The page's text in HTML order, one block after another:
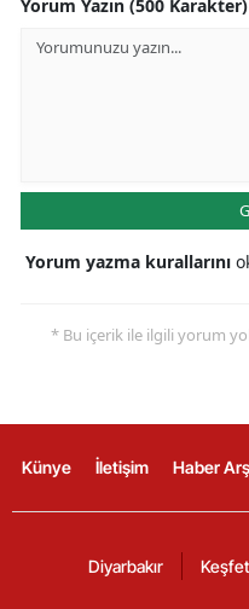
Yorum Yazın (500 Karakter)
Yorum yazma kurallarını
* Bu içerik ile ilgili yorum
Künye İletişim Haber
Diyarbakır Keşfet